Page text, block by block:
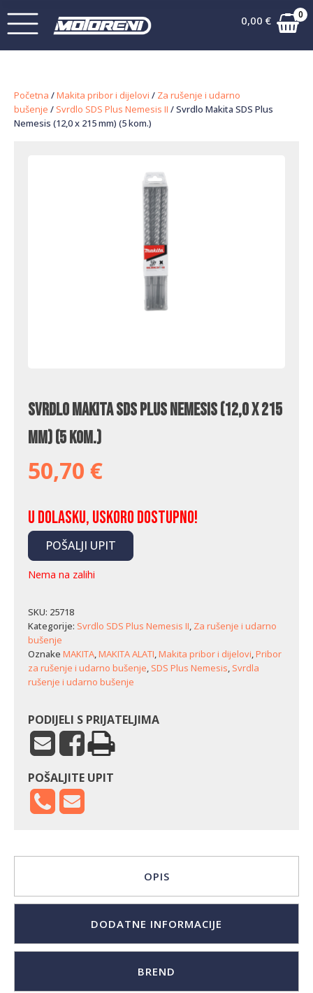
0,00 € 0
Početna /Makita pribor i dijelovi / Za rušenje i udarno
bušenje / Svrdlo SDS Plus Nemesis II / Svrdlo Makita SDS Plus
Nemesis (12,0 x 215 mm) (5 kom.)
Svrdlo Makita SDS Plus Nemesis (12,0 x 215
mm) (5 kom.)
50,70 €
U dolasku, uskoro dostupno!
POŠALJI UPIT
Nema na zalihi
SKU: 25718
Kategorije: Svrdlo SDS Plus Nemesis II, Za rušenje i udarno
bušenje
Oznake MAKITA,MAKITA ALATI,Makita pribor i dijelovi,Pribor
za rušenje i udarno bušenje, SDS Plus Nemesis, Svrdla
rušenje i udarno bušenje
PODIJELI S PRIJATELJIMA
POŠALJITE UPIT
OPIS
DODATNE INFORMACIJE
BREND